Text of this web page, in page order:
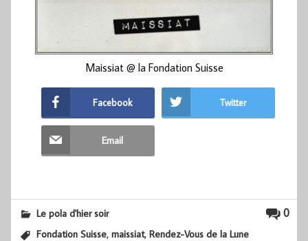
Maissiat @ la Fondation Suisse
Facebook Twitter
Email
0
Le pola d'hier soir
Fondation Suisse,maissiat,Rendez-Vous de la Lune